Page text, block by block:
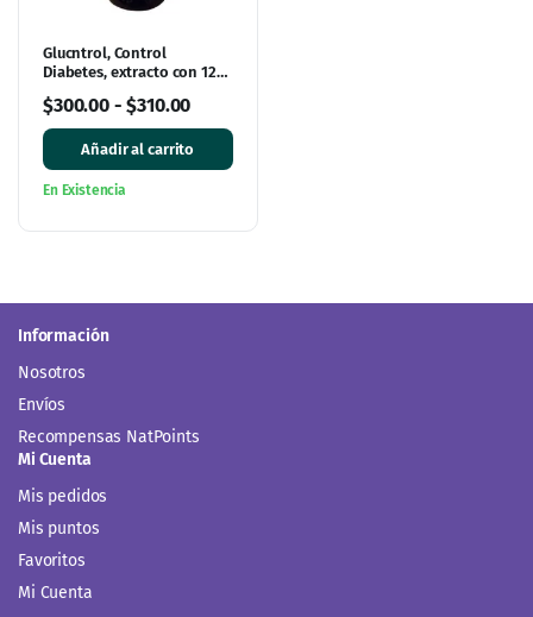
Glucntrol, Control
Diabetes, extracto con 120
$300.00-$310.00
Añadir al carrito
En Existencia
Información
Nosotros
Envíos
Recompensas NatPoints
Mi Cuenta
Mis pedidos
Mis puntos
Favoritos
Mi Cuenta